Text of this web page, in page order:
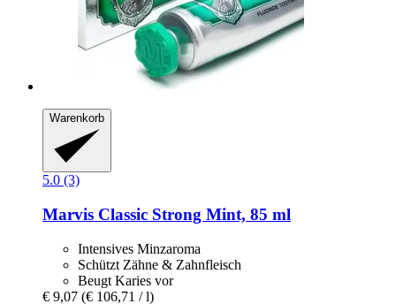
Warenkorb
5.0 (3)
Marvis Classic Strong Mint, 85 ml
Intensives Minzaroma
Schützt Zähne & Zahnfleisch
Beugt Karies vor
€ 9,07 (€ 106,71 / l)